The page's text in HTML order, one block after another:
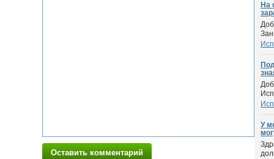
Оставить комментарий
На
У